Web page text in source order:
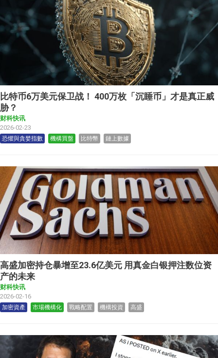
比特币6万美元保卫战！ 400万枚「沉睡币」才是真正威
胁？
财科快讯
2026-02-23
恐懼與貪婪指數 機構買盤 比特幣 鏈上數據
高盛加密持仓暴增至23.6亿美元 用真金白银押注数位资
产的未来
财科快讯
2026-02-16
加密資產 市場機構化 戰略配置 機構投資 高盛